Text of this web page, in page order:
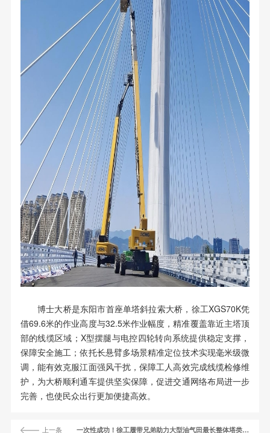
博士大桥是东阳市首座单塔斜拉索大桥， 徐工XGS70K凭
借69.6米的作业高度与32.5米作业幅度，精准覆盖靠近主塔顶
部的线缆区域；X型摆腿与电控四轮转向系统提供稳定支撑，
保障安全施工；依托长悬臂多场景精准定位技术实现毫米级微
调，能有效克服江面强风干扰，保障工人高效完成线缆检修维
护，为大桥顺利通车提供坚实保障，促进交通网络布局进一步
完善，也使民众出行更加便捷高效。
上一条 一次性成功！徐工履带兄弟助力大型油气田最长整体塔类吊装